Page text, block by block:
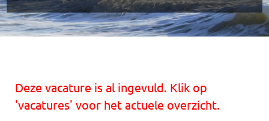
Deze vacature is al ingevuld. Klik op
'vacatures' voor het actuele overzicht.